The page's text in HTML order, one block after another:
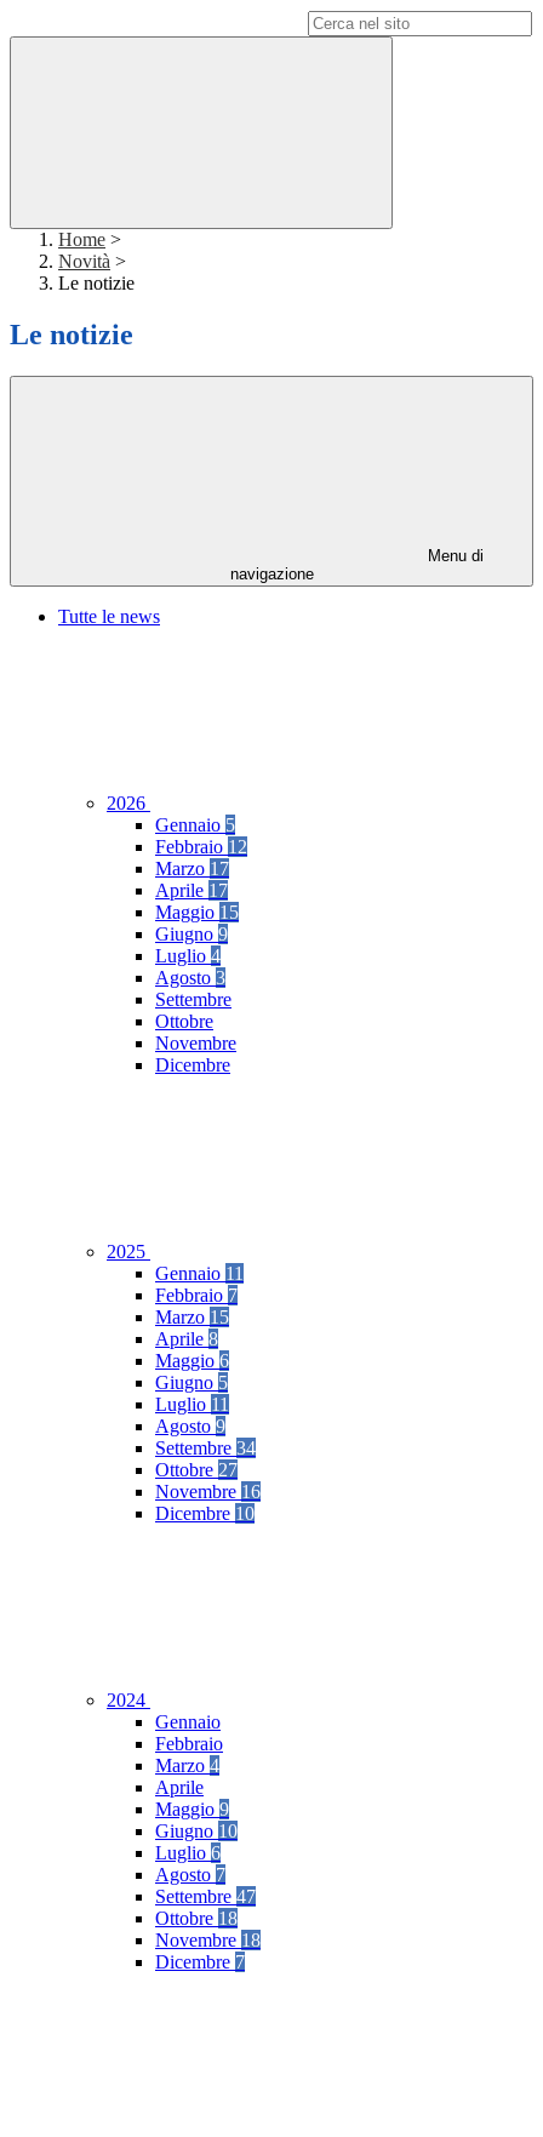
Home >
Novità >
Le notizie
Le notizie
Menu di
navigazione
Tutte le news
2026
Gennaio 5
Febbraio 12
Marzo 17
Aprile 17
Maggio 15
Giugno 9
Luglio 4
Agosto 3
Settembre
Ottobre
Novembre
Dicembre
2025
Gennaio 11
Febbraio 7
Marzo 15
Aprile 8
Maggio 6
Giugno 5
Luglio 11
Agosto 9
Settembre 34
Ottobre 27
Novembre 16
Dicembre 10
2024
Gennaio
Febbraio
Marzo 4
Aprile
Maggio 9
Giugno 10
Luglio 6
Agosto 7
Settembre 47
Ottobre 18
Novembre 18
Dicembre 7